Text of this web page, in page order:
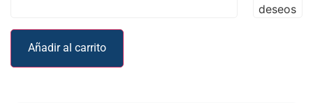
Añadir al carrito
deseos